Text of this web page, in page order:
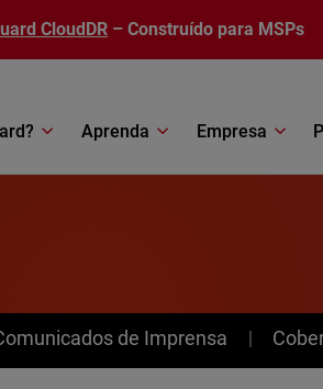
CloudDR – Construído para MSPs
Aprenda Empresa
de Imprensa